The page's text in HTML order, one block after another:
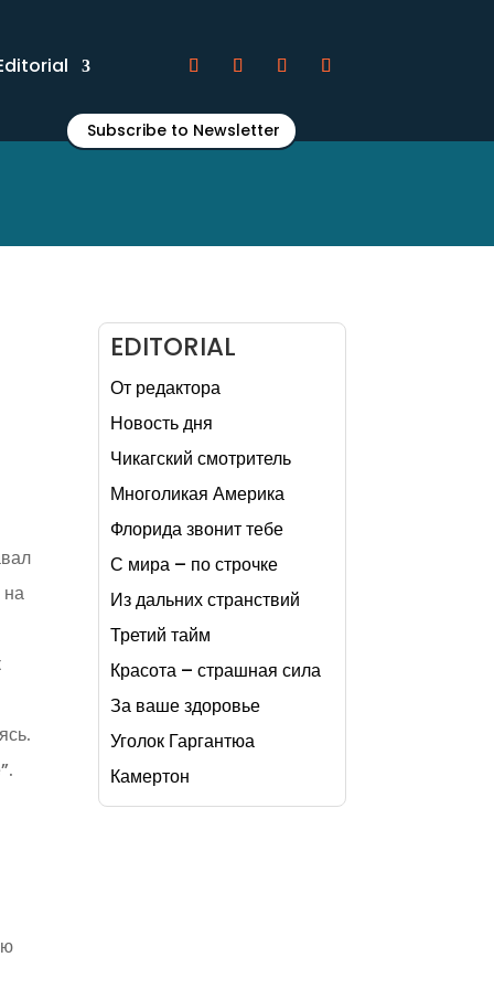
Subscribe to Newsletter
на
EDITORIAL
От редактора
Новость дня
Чикагский смотритель
Многоликая Америка
Флорида звонит тебе
С мира – по строчке
Из дальних странствий
Третий тайм
Красота – страшная сила
За ваше здоровье
Уголок Гаргантюа
Камертон